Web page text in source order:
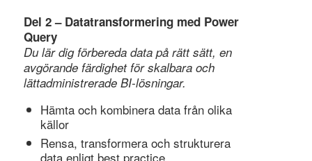
Del 2 – Datatransformering med Power
Query
Du lär dig förbereda data på rätt sätt, en
avgörande färdighet för skalbara och
lättadministrerade BI-lösningar.
Hämta och kombinera data från olika
källor
Rensa, transformera och strukturera
data enligt best practice